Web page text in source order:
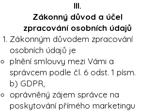
III.
Zákonný důvod a účel
zpracování osobních údajů
Zákonným důvodem zpracování
osobních údajů je
plnění smlouvy mezi Vámi a
správcem podle čl. 6 odst. 1 písm.
b) GDPR,​
oprávněný zájem správce na
poskytování přímého marketingu